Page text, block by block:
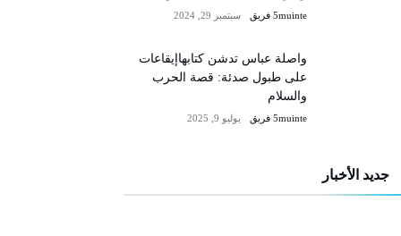
5muinte فريق سبتمبر 29, 2024
واصلة عباس تدشن كتابهاإيقاعات
على طبول صدئة: قصة الحرب
والسلام
5muinte فريق يوليو 9, 2025
جديد الأخبار